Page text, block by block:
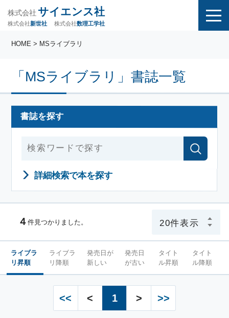
株式会社 サイエンス社
株式会社新世社 株式会社数理工学社
「MSライブラリ」書誌一覧
HOME > MSライブラリ
書誌を探す
詳細検索で本を探す
４ 件見つかりました。
ライブラ
リ昇順
ライブラ
リ降順
発売日が
新しい
発売日
が古い
タイト
ル昇順
タイト
ル降順
<< < 1 > >>